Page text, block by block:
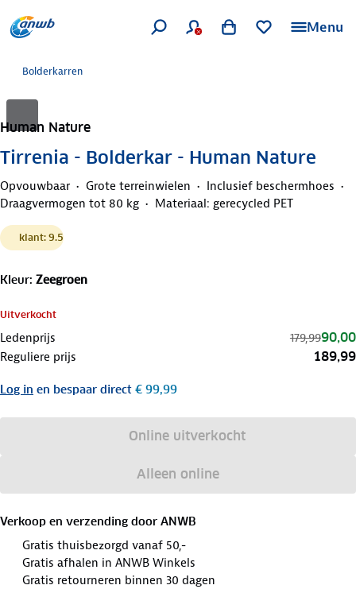
Menu
Bolderkarren
Human Nature
Tirrenia - Bolderkar - Human Nature
Opvouwbaar Grote terreinwielen
Inclusief beschermhoes
Draagvermogen tot 80 kg
Materiaal: gerecycled PET
klant: 9.5
Kleur: Zeegroen
Uitverkocht
Ledenprijs 179,9990,00
Reguliere prijs 189,99
Log in en bespaar direct € 99,99
Online uitverkocht
Alleen online
Verkoop en verzending door ANWB
Gratis thuisbezorgd vanaf 50,-
Gratis afhalen in ANWB Winkels
Gratis retourneren binnen 30 dagen